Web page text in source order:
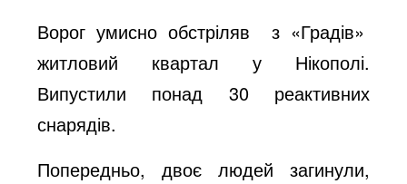
Ворог умисно обстріляв з «Градів»
житловий квартал у Нікополі.
Випустили понад 30 реактивних
снарядів.
Попередньо, двоє людей загинули,